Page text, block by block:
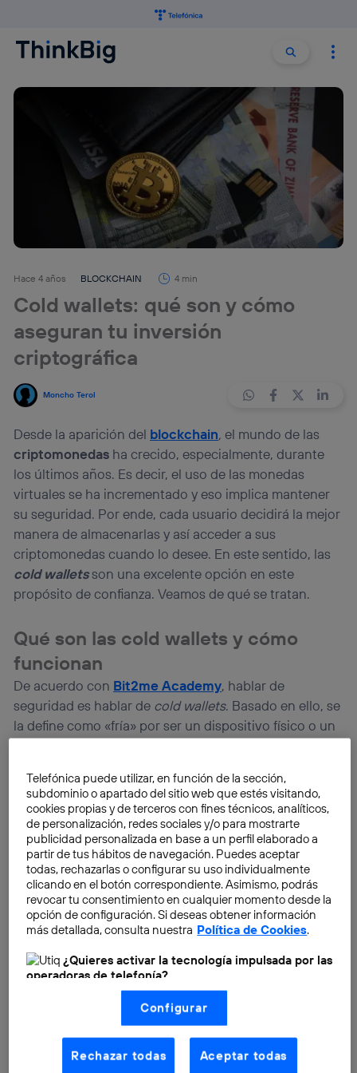
Buscar
Hace 4 años BLOCKCHAIN 4 min
Cold wallets: qué son y cómo
aseguran tu inversión
criptográfica
Moncho Terol
Desde la aparición del blockchain, el mundo de las
criptomonedas ha crecido, especialmente, durante
los últimos años. Es decir, el uso de las monedas
virtuales se ha incrementado y eso implica mantener
su seguridad. Por ende, cada usuario decidirá la mejor
manera de almacenarlas y así acceder a sus
criptomonedas cuando lo desee. En este sentido, las
cold walletsson una excelente opción en este
propósito de confianza. Veamos de qué se tratan.
Qué son las cold wallets y cómo
funcionan
De acuerdo con Bit2me Academy, hablar de
seguridad es hablar de cold wallets. Basado en ello, se
la define como «fría» por ser un dispositivo físico o un
Telefónica puede utilizar, en función de la sección,
subdominio o apartado del sitio web que estés visitando,
cookies propias y de terceros con fines técnicos, analíticos,
de personalización, redes sociales y/o para mostrarte
publicidad personalizada en base a un perfil elaborado a
partir de tus hábitos de navegación. Puedes aceptar
todas, rechazarlas o configurar su uso individualmente
clicando en el botón correspondiente. Asimismo, podrás
revocar tu consentimiento en cualquier momento desde la
opción de configuración. Si deseas obtener información
más detallada, consulta nuestra Política de Cookies.
¿Quieres activar la tecnología impulsada por las
operadoras de telefonía?
Nosotros, Telefónica S.A., utilizamos la tecnología Utiq para
realizar nuestras acciones de marketing digital o análisis
(como se describe en este aviso de consentimiento)
basadas en tu navegación en nuestra(s) web(s)
aquí(solo cuando utilizas una conexión a
internet habilitada , proporcionada por una de las
Configurar
Rechazar todas Aceptar todas